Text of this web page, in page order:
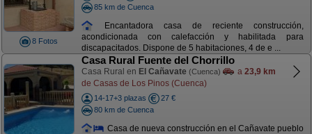
8 Fotos
85 km de Cuenca
Encantadora casa de reciente construcción,
acondicionada con calefacción y habilitada para
discapacitados. Dispone de 5 habitaciones, 4 de e ...
Casa Rural Fuente del Chorrillo
Casa Rural en El Cañavate (Cuenca) a 23,9 km
de Casas de Los Pinos (Cuenca)
14-17+3 plazas
27 €
80 km de Cuenca
Casa de nueva construcción en el Cañavate pueblo